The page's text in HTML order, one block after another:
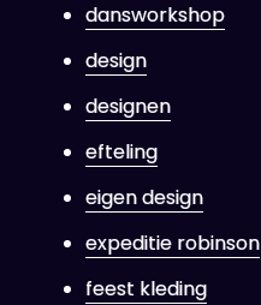
dansworkshop
design
designen
efteling
eigen design
expeditie robinson
feest kleding